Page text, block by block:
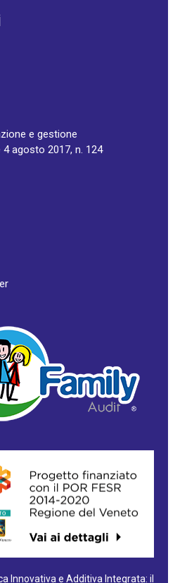
e gestione
agosto 2017, n. 124
Innovativa e Additiva Integrata: il